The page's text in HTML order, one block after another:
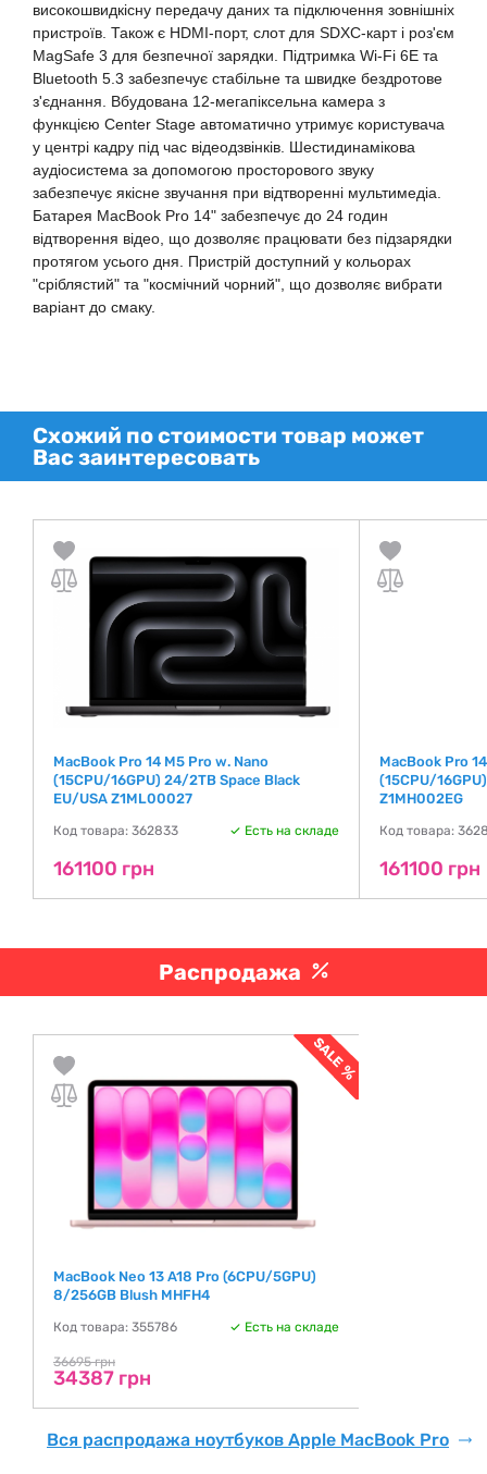
високошвидкісну передачу даних та підключення зовнішніх
пристроїв. Також є HDMI-порт, слот для SDXC-карт і роз'єм
MagSafe 3 для безпечної зарядки. Підтримка Wi-Fi 6E та
Bluetooth 5.3 забезпечує стабільне та швидке бездротове
з'єднання. Вбудована 12-мегапіксельна камера з
функцією Center Stage автоматично утримує користувача
у центрі кадру під час відеодзвінків. Шестидинамікова
аудіосистема за допомогою просторового звуку
забезпечує якісне звучання при відтворенні мультимедіа.
Батарея MacBook Pro 14" забезпечує до 24 годин
відтворення відео, що дозволяє працювати без підзарядки
протягом усього дня. Пристрій доступний у кольорах
"сріблястий" та "космічний чорний", що дозволяє вибрати
варіант до смаку.
Схожий по стоимости товар может
Вас заинтересовать
MacBook Pro 14 M5 Pro w. Nano
(15CPU/16GPU) 24/2TB Space Black
EU/USA Z1ML00027
Код товара: 362833 Есть на складе
161100 грн
MacBook Pro
(15CPU/
Z1MH002EG
Код товара:
161100 грн
Распродажа
MacBook Neo 13 A18 Pro (6CPU/5GPU)
8/256GB Blush MHFH4
Код товара: 355786 Есть на складе
36695 грн
34387 грн
Вся распродажа ноутбуков Apple MacBook Pro